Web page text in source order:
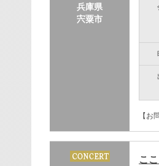
兵庫県
宍粟市
【
こ